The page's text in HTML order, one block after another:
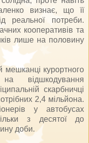
визнає, що її
реальної потреби.
кооперативів та
лише на половину
мешканці курортного
відшкодування
скарбничці
2,4 мільйона.
у автобусах
з десятої до
доби.